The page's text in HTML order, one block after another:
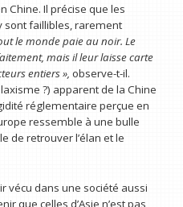
Chine. Il précise que les
sont faillibles, rarement
le monde paie au noir. Le
mais il leur laisse carte
entiers », observe-t-il.
?) apparent de la Chine
réglementaire perçue en
ressemble à une bulle
de retrouver l’élan et le
vécu dans une société aussi
que celles d’Asie n’est pas